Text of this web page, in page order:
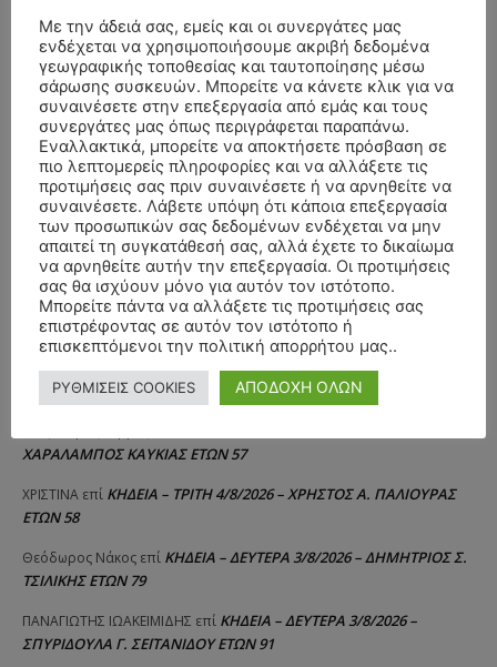
ΣΥΛΛΥΠΗΤΗΡΙΑ ΜΗΝΥΜΑΤΑ
ΧΑΡΑΛΑΜΠΟΣ ΚΑΥΚΙΑΣ ΕΤΩΝ 57
ΧΡΙΣΤΙΝΑ επί ΚΗΔΕΙΑ – ΤΡΙΤΗ 4/8/2026 – ΧΡΗΣΤΟΣ Α. ΠΑΛΙΟΥΡΑΣ
ΕΤΩΝ 58
Θεόδωρος Νάκος επί ΚΗΔΕΙΑ – ΔΕΥΤΕΡΑ 3/8/2026 – ΔΗΜΗΤΡΙΟΣ Σ.
ΤΣΙΛΙΚΗΣ ΕΤΩΝ 79
ΠΑΝΑΓΙΩΤΗΣ IΩΑΚΕΙΜΙΔΗΣ επί ΚΗΔΕΙΑ – ΔΕΥΤΕΡΑ 3/8/2026 –
ΣΠΥΡΙΔΟΥΛΑ Γ. ΣΕΪΤΑΝΙΔΟΥ ΕΤΩΝ 91
Με την άδειά σας, εμείς και οι συνεργάτες μας
ενδέχεται να χρησιμοποιήσουμε ακριβή δεδομένα
γεωγραφικής τοποθεσίας και ταυτοποίησης μέσω
σάρωσης συσκευών. Μπορείτε να κάνετε κλικ για να
συναινέσετε στην επεξεργασία από εμάς και τους
συνεργάτες μας όπως περιγράφεται παραπάνω.
Εναλλακτικά, μπορείτε να αποκτήσετε πρόσβαση σε
πιο λεπτομερείς πληροφορίες και να αλλάξετε τις
προτιμήσεις σας πριν συναινέσετε ή να αρνηθείτε να
συναινέσετε. Λάβετε υπόψη ότι κάποια επεξεργασία
των προσωπικών σας δεδομένων ενδέχεται να μην
απαιτεί τη συγκατάθεσή σας, αλλά έχετε το δικαίωμα
να αρνηθείτε αυτήν την επεξεργασία. Οι προτιμήσεις
σας θα ισχύουν μόνο για αυτόν τον ιστότοπο.
Μπορείτε πάντα να αλλάξετε τις προτιμήσεις σας
επιστρέφοντας σε αυτόν τον ιστότοπο ή
επισκεπτόμενοι την πολιτική απορρήτου μας..
ΡΥΘΜΙΣΕΙΣ COOKIES ΑΠΟΔΟΧΗ ΟΛΩΝ